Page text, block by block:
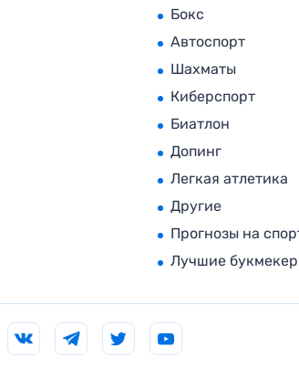
Бокс
Автоспорт
Шахматы
Киберспорт
Биатлон
Допинг
Легкая атлетика
Другие
Прогнозы на
Лучшие